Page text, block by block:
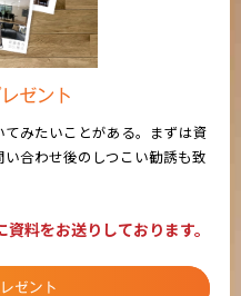
ゼント
みたいことがある。まずは資
合わせ後のしつこい勧誘も致
料をお送りしております。
ゼント